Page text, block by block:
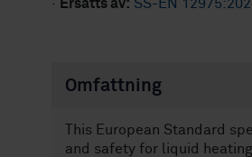
· Ersätts av: SS-EN
Omfattning
This European Standard
and safety for liquid